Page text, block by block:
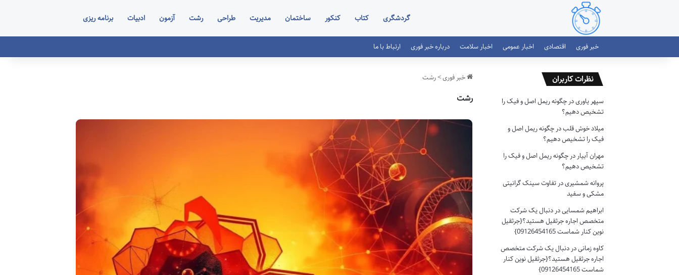
گردشگری کتاب کنکور ساختمان مدیریت طراحی رشت آزمون ادبیات برنامه ریزی
خبر فوری اقتصادی اخبار عمومی اخبار سلامت درباره خبر فوری ارتباط با ما
خبر فوری>رشت
رشت
نظرات کاربران
سپهر یاوریدرچگونه ریمل اصل و فیک را
تشخیص دهیم؟
میلاد خوش قلبدرچگونه ریمل اصل و
فیک را تشخیص دهیم؟
مهران آبیار درچگونه ریمل اصل و فیک را
تشخیص دهیم؟
پروانه شمشیریدرتفاوت سینک گرانیتی
مشکی و سفید
ابراهیم شمساییدردنبال یک شرکت
متخصص اجاره جرثقیل هستید؟{جرثقیل
نوین کنار شماست 09126454165}
کاوه زمانیدردنبال یک شرکت متخصص
اجاره جرثقیل هستید؟{جرثقیل نوین کنار
شماست 09126454165}